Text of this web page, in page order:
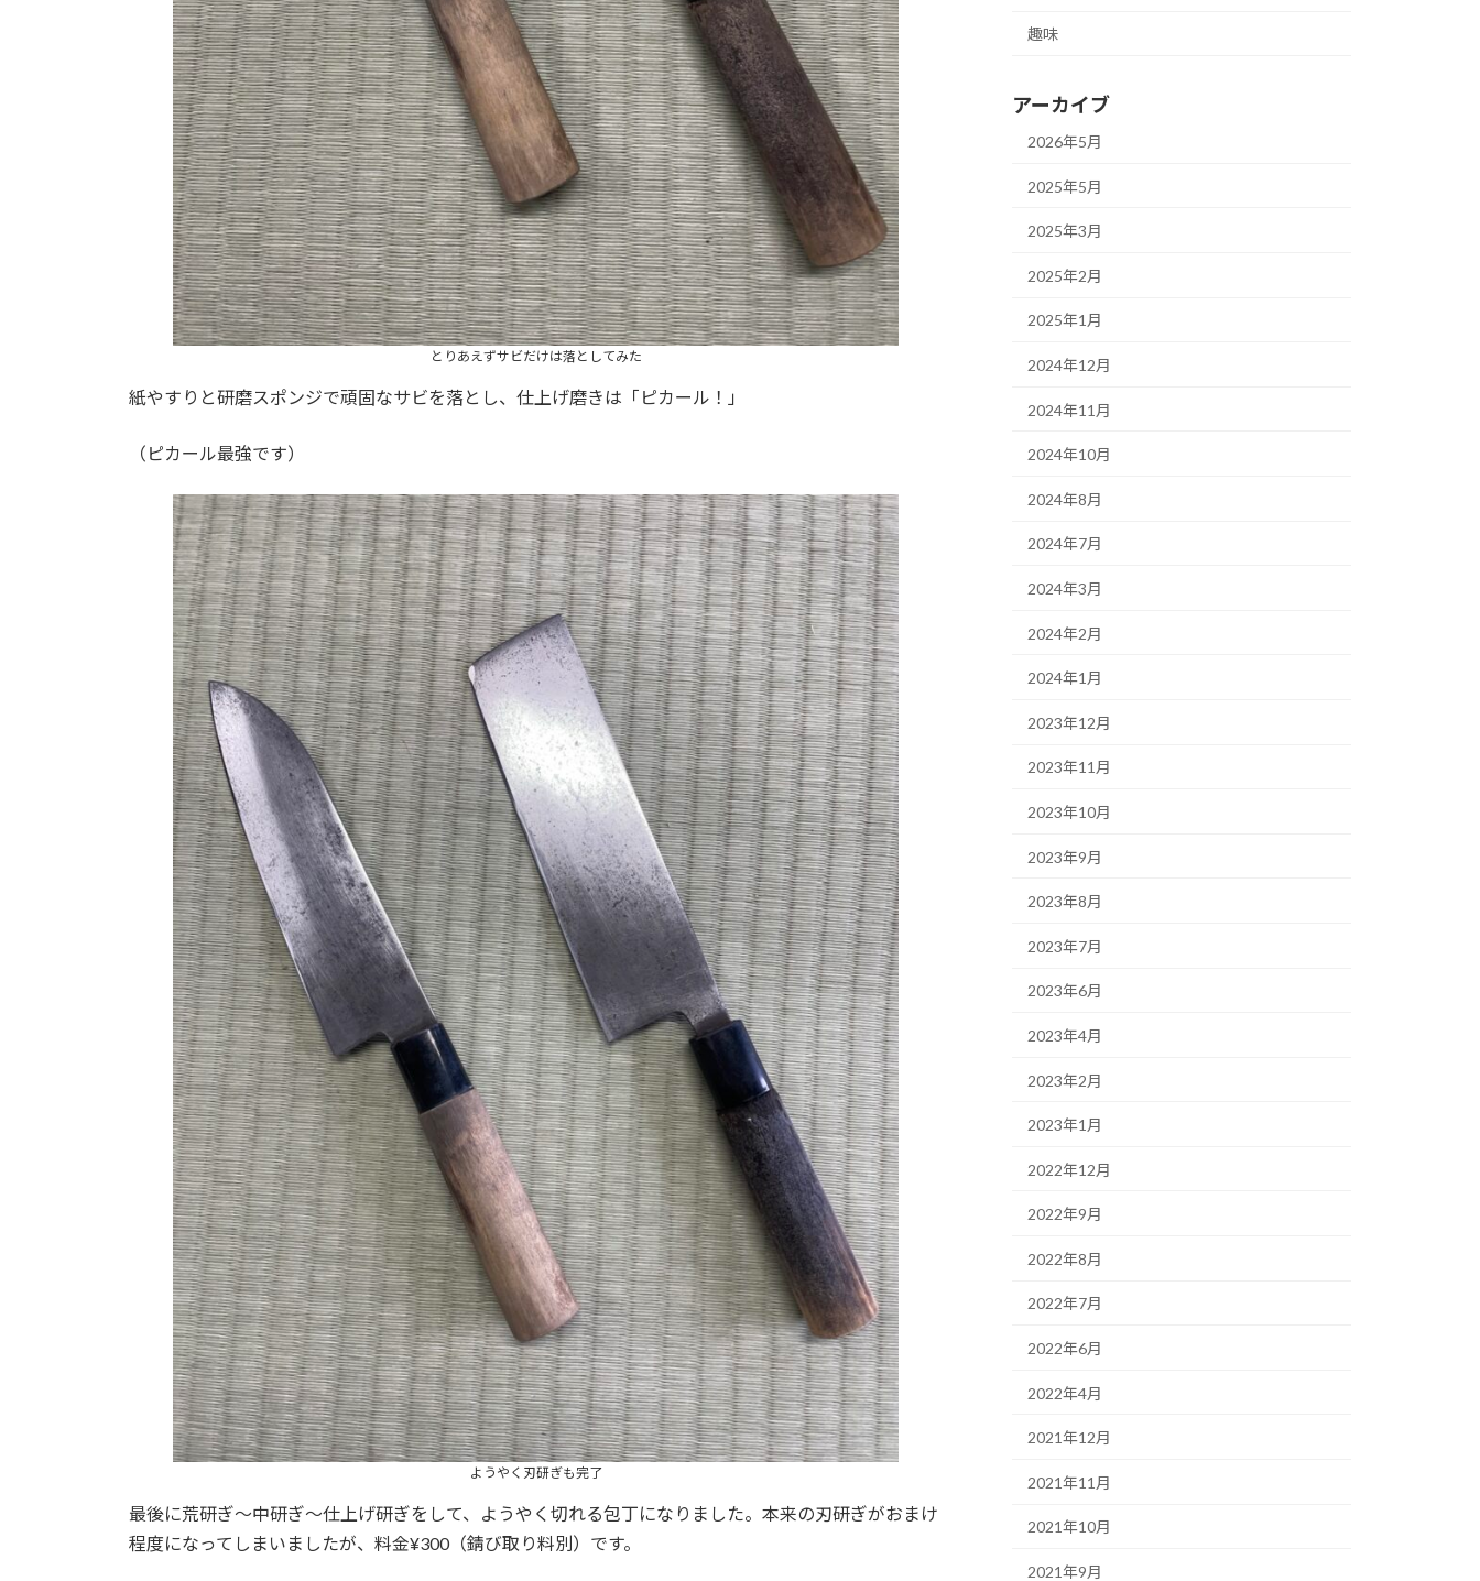
とりあえずサビだけは落としてみた
紙やすりと研磨スポンジで頑固なサビを落とし、仕上げ磨きは「ピカール！」
（ピカール最強です）
ようやく刃研ぎも完了
最後に荒研ぎ〜中研ぎ〜仕上げ研ぎをして、ようやく切れる包丁になりました。本来の刃研ぎがおまけ
程度になってしまいましたが、料金¥300（錆び取り料別）です。
趣味
アーカイブ
2026年5月
2025年5月
2025年3月
2025年2月
2025年1月
2024年12月
2024年11月
2024年10月
2024年8月
2024年7月
2024年3月
2024年2月
2024年1月
2023年12月
2023年11月
2023年10月
2023年9月
2023年8月
2023年7月
2023年6月
2023年4月
2023年2月
2023年1月
2022年12月
2022年9月
2022年8月
2022年7月
2022年6月
2022年4月
2021年12月
2021年11月
2021年10月
2021年9月